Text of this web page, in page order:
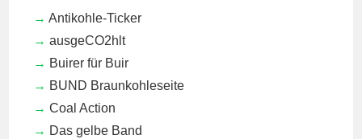
Antikohle-Ticker
ausgeCO2hlt
Buirer für Buir
BUND Braunkohleseite
Coal Action
Das gelbe Band